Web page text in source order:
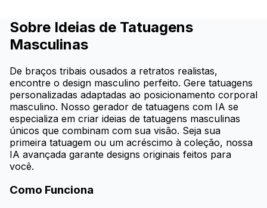
Sobre Ideias de Tatuagens
Masculinas
De braços tribais ousados a retratos realistas,
encontre o design masculino perfeito. Gere tatuagens
personalizadas adaptadas ao posicionamento corporal
masculino. Nosso gerador de tatuagens com IA se
especializa em criar ideias de tatuagens masculinas
únicos que combinam com sua visão. Seja sua
primeira tatuagem ou um acréscimo à coleção, nossa
IA avançada garante designs originais feitos para
você.
Como Funciona